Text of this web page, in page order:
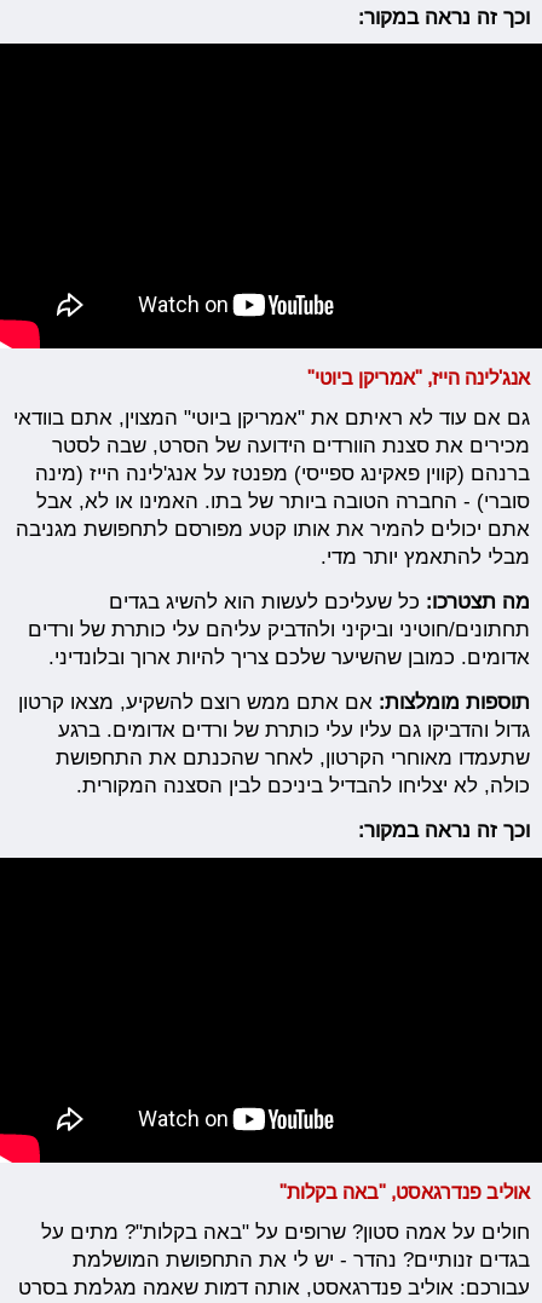
וכך זה נראה במקור:
אנג'לינה הייז, "אמריקן ביוטי"
גם אם עוד לא ראיתם את "אמריקן ביוטי" המצוין, אתם בוודאי
מכירים את סצנת הוורדים הידועה של הסרט, שבה לסטר
ברנהם (קווין פאקינג ספייסי) מפנטז על אנג'לינה הייז (מינה
סוברי) - החברה הטובה ביותר של בתו. האמינו או לא, אבל
אתם יכולים להמיר את אותו קטע מפורסם לתחפושת מגניבה
מבלי להתאמץ יותר מדי.
מה תצטרכו: כל שעליכם לעשות הוא להשיג בגדים
תחתונים/חוטיני וביקיני ולהדביק עליהם עלי כותרת של ורדים
אדומים. כמובן שהשיער שלכם צריך להיות ארוך ובלונדיני.
תוספות מומלצות:אם אתם ממש רוצם להשקיע, מצאו קרטון
גדול והדביקו גם עליו עלי כותרת של ורדים אדומים. ברגע
שתעמדו מאוחרי הקרטון, לאחר שהכנתם את התחפושת
כולה, לא יצליחו להבדיל ביניכם לבין הסצנה המקורית.
וכך זה נראה במקור:
אוליב פנדרגאסט, "באה בקלות"
חולים על אמה סטון? שרופים על "באה בקלות"? מתים על
בגדים זנותיים? נהדר - יש לי את התחפושת המושלמת
עבורכם: אוליב פנדרגאסט, אותה דמות שאמה מגלמת בסרט